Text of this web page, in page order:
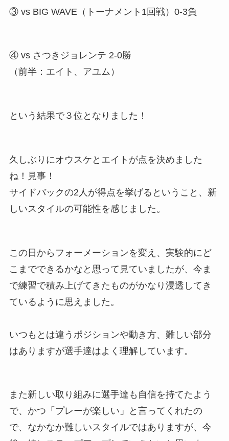
③ vs BIG WAVE（トーナメント1回戦）0-3負
④ vs さつきジョレンテ 2-0勝
（前半：エイト、アユム）
という結果で３位となりました！
久しぶりにオウスケとエイトが点を決めました
ね！見事！
サイドバックの2人が得点を挙げるということ、新
しいスタイルの可能性を感じました。
この日からフォーメーションを変え、実験的にど
こまでできるかなと思って見ていましたが、今ま
で練習で積み上げてきたものがかなり浸透してき
ているように思えました。
いつもとは違うポジションや動き方、難しい部分
はありますが選手達はよく理解しています。
また新しい取り組みに選手達も自信を持てたよう
で、かつ「プレーが楽しい」と言ってくれたの
で、なかなか難しいスタイルではありますが、今